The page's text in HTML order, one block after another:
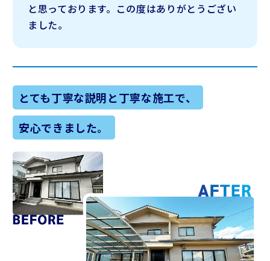
と思っております。この度はありがとうござい
ました。
とても丁寧な説明と丁寧な施工で、
安心できました。